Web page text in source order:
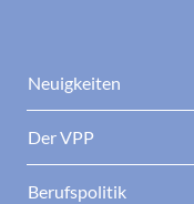
Neuigkeiten
Der VPP
Berufspolitik